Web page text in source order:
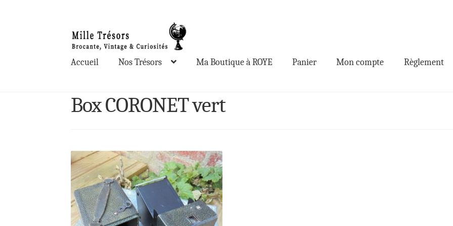
à
la
navigation
au
contenu
Accueil Nos Trésors Ma Boutique à ROYE Panier Mon compte Règlement
Box CORONET vert